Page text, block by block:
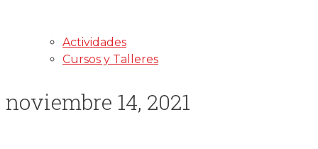
Actividades
Cursos y Talleres
noviembre 14, 2021